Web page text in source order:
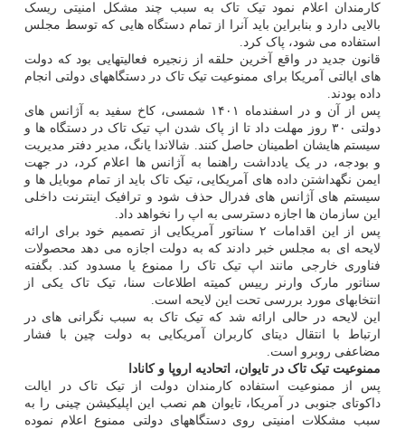
کارمندان اعلام نمود تیک تاک به سبب چند مشکل امنیتی ریسک
بالایی دارد و بنابراین باید آنرا از تمام دستگاه هایی که توسط مجلس
استفاده می شود، پاک کرد.
قانون جدید در واقع آخرین حلقه از زنجیره فعالیتهایی بود که دولت
های ایالتی آمریکا برای ممنوعیت تیک تاک در دستگاههای دولتی انجام
داده بودند.
پس از آن و در اسفندماه ۱۴۰۱ شمسی، کاخ سفید به آژانس های
دولتی ۳۰ روز مهلت داد تا از پاک شدن اپ تیک تاک در دستگاه ها و
سیستم هایشان اطمینان حاصل کنند. شالاندا یانگ، مدیر دفتر مدیریت
و بودجه، در یک یادداشت راهنما به آژانس ها اعلام کرد، در جهت
ایمن نگهداشتن داده های آمریکایی، تیک تاک باید از تمام موبایل ها و
سیستم های آژانس های فدرال حذف شود و ترافیک اینترنت داخلی
این سازمان ها اجازه دسترسی به اپ را نخواهد داد.
پس از این اقدامات ۲ سناتور آمریکایی از تصمیم خود برای ارائه
لایحه ای به مجلس خبر دادند که به دولت اجازه می دهد محصولات
فناوری خارجی مانند اپ تیک تاک را ممنوع یا مسدود کند. بگفته
سناتور مارک وارنر رییس کمیته اطلاعات سنا، تیک تاک یکی از
انتخابهای مورد بررسی تحت این لایحه است.
این لایحه در حالی ارائه شد که تیک تاک به سبب نگرانی های در
ارتباط با انتقال دیتای کاربران آمریکایی به دولت چین با فشار
مضاعفی روبرو است.
ممنوعیت تیک تاک در تایوان، اتحادیه اروپا و کانادا
پس از ممنوعیت استفاده کارمندان دولت از تیک تاک در ایالت
داکوتای جنوبی در آمریکا، تایوان هم نصب این اپلیکیشن چینی را به
سبب مشکلات امنیتی روی دستگاههای دولتی ممنوع اعلام نموده